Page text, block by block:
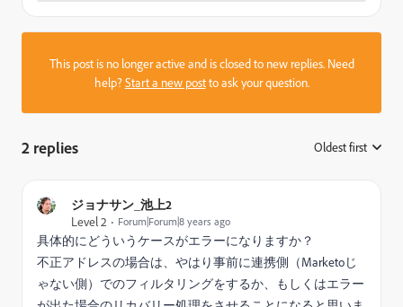
This post is no longer active and is closed to new replies. Need
help?Start a new postto ask your question.
2 replies Oldest first
ジョナサン_池上2
Level 2
Forum|Forum|8 years ago
具体的にどういうケースがエラーになりますか？
不正アドレスの場合は、やはり事前に連携側（Marketoじ
ゃない側）でのフィルタリングをするか、もしくはエラー